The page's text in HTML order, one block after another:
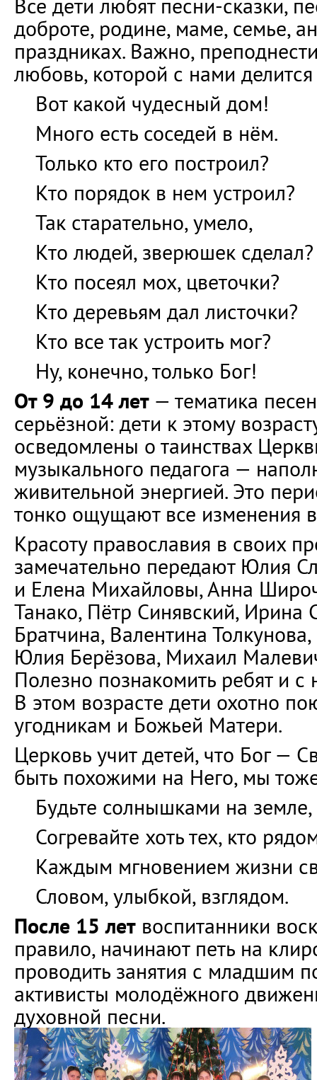
Все дети любят песни-сказки,
доброте, родине, маме, семье,
праздниках. Важно,
любовь, которой с нами делится
Вот какой чудесный дом!
Много есть соседей в нём.
Только кто его построил?
Кто порядок в нем устроил?
Так старательно, умело,
Кто людей, зверюшек сделал?
Кто посеял мох, цветочки?
Кто деревьям дал листочки?
Кто все так устроить мог?
Ну, конечно, только Бог!
От 9 до 14 лет — тематика
серьёзной: дети к этому
осведомлены о таинствах
музыкального педагога —
живительной энергией. Это
тонко ощущают все изменения
Красоту православия в своих
замечательно передают Юлия
и Елена Михайловы, Анна
Танако, Пётр Синявский, Ирина
Братчина, Валентина
Юлия Берёзова, Михаил
Полезно познакомить ребят и
В этом возрасте дети охотно
угодникам и Божьей Матери.
Церковь учит детей, что Бог —
быть похожими на Него, мы
Будьте солнышками на земле,
Согревайте хоть тех, кто
Каждым мгновением жизни
Словом, улыбкой, взглядом.
После 15 лет воспитанники
правило, начинают петь на
проводить занятия с младшим
активисты молодёжного
духовной песни.